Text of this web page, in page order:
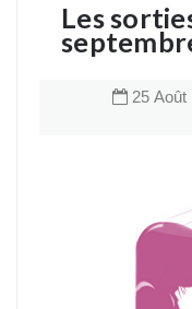
Les
25 Août